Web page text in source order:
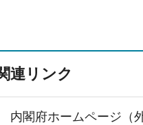
連リンク
内閣府ホームページ（